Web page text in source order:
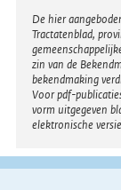
De hier
Tractatenblad,
zin van de
bekendmaking
Voor pdf-
vorm uitgegeven
elektronische